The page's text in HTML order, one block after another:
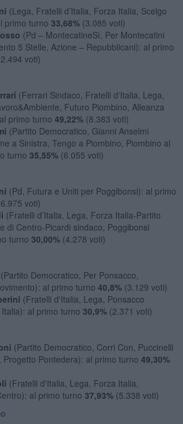
(Lega, Fratelli d’Italia, Forza Italia, Scelgo
primo turno 33,68% (3.085 voti)
(Pd – MontecatineSì, Per Montecatini
5 Stelle, Azione – Repubblicani): al primo
voti)
(Ferrari Sindaco, Fratelli d'Italia, Lega,
Futuro Piombino, Alleanza
primo turno 49,22%(8.383 voti)
(Partito Democratico, Gianni Anselmi
a Sinistra, Tengo a Piombino, Piombino al
turno 35,55%(6.055 voti)
(Pd, Futura e Uniti per Poggibonsi): al primo
voti)
(Fratelli d’Italia, Lega, Forza Italia-Partito
di Centro-Picardi sindaco, Poggibonsi
turno 30,00%(4.278 voti)
(Partito Democratico, Per Ponsacco,
al primo turno 40,8% (3.129 voti)
(Fratelli d'Italia, Lega, Ponsacco
al primo turno 30,9% (2.371 voti)
(Partito Democratico, Corri Con, Puccinelli
Progetto Pontedera): al primo turno 49,30%
(Fratelli d'Italia, Lega, Forza Italia,
al primo turno 37,93% (5.338 voti)